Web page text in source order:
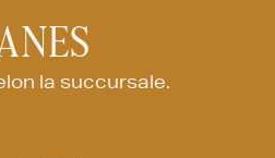
la succursale.